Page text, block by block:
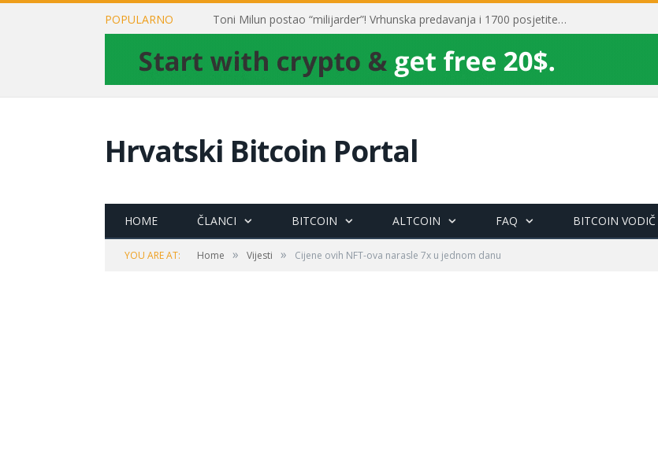
POPULARNO Toni Milun postao “milijarder”! Vrhunska predavanja i 1700 posjetitelja obilježili su mjesec financijske pismenosti
Hrvatski Bitcoin Portal
HOME ČLANCI BITCOIN ALTCOIN FAQ BITCOIN VODIČ
YOU ARE AT: Home » Vijesti » Cijene ovih NFT-ova narasle 7x u jednom danu